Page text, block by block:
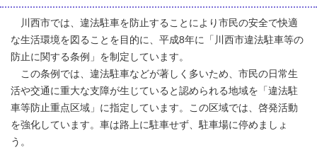
川西市では、違法駐車を防止することにより市民の安全で快適
な生活環境を図ることを目的に、平成8年に「川西市違法駐車等の
防止に関する条例」を制定しています。
この条例では、違法駐車などが著しく多いため、市民の日常生
活や交通に重大な支障が生じていると認められる地域を「違法駐
車等防止重点区域」に指定しています。この区域では、啓発活動
を強化しています。車は路上に駐車せず、駐車場に停めましょ
う。